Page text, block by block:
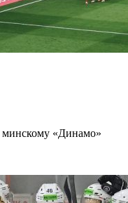
минскому «Динамо»